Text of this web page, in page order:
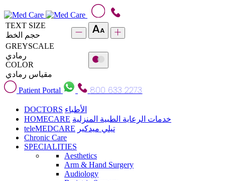
TEXT SIZE
حجم الخط
GREYSCALE
رمادي
COLOR
مقياس رمادي
Patient Portal
800 633 2273
DOCTORS الأطباء
HOMECARE خدمات الرعاية الطبية المنزلية
teleMEDCARE تيلي ميدكير
Chronic Care
SPECIALITIES
Aesthetics
Arm & Hand Surgery
Audiology